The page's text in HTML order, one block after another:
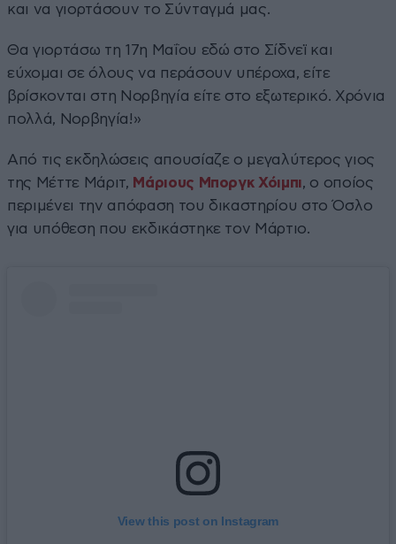
και να γιορτάσουν το Σύνταγμά μας.
Θα γιορτάσω τη 17η Μαΐου εδώ στο Σίδνεϊ και
εύχομαι σε όλους να περάσουν υπέροχα, είτε
βρίσκονται στη Νορβηγία είτε στο εξωτερικό. Χρόνια
πολλά, Νορβηγία!»
Από τις εκδηλώσεις απουσίαζε ο μεγαλύτερος γιος
της Μέττε Μάριτ, Μάριους Μποργκ Χόιμπι, ο οποίος
περιμένει την απόφαση του δικαστηρίου στο Όσλο
για υπόθεση που εκδικάστηκε τον Μάρτιο.
View this post on Instagram